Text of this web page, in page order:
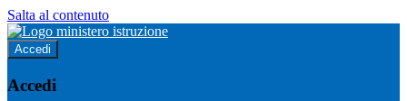
Salta al contenuto
Accedi
Accedi